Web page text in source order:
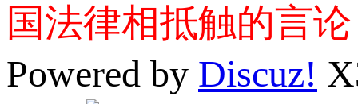
国法律相抵触的言
Powered by Discuz!